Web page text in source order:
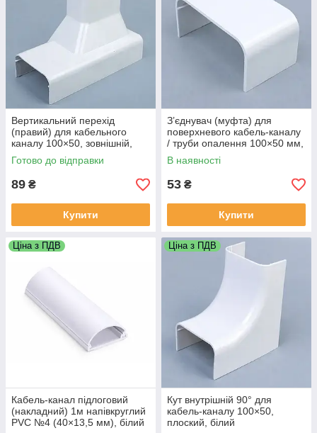
Вертикальний перехід
(правий) для кабельного
каналу 100×50, зовнішній,
білий
Готово до відправки
89 ₴
Купити
З’єднувач (муфта) для
поверхневого кабель-каналу
/ труби опалення 100×50 мм,
білий
В наявності
53 ₴
Купити
Ціна з ПДВ
Кабель-канал підлоговий
(накладний) 1м напівкруглий
PVC №4 (40×13,5 мм), білий
Ціна з ПДВ
Кут внутрішній 90° для
кабель-каналу 100×50,
плоский, білий